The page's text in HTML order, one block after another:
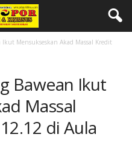
Ikut Mensukseskan Akad Massal Kredit
Bawean Ikut
Massal
di Aula